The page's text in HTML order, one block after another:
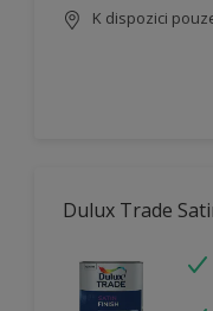
K dispozici
Dulux Trade